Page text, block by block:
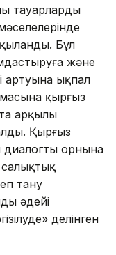
тауарлардың
Бұл
және
артуына ықпал
қырғыз
арқылы
Қырғыз
орнына
тану
әдейі
делінген